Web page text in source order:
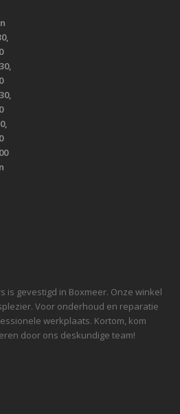
is gevestigd in Boxmeer. Onze winkel
Voor onderhoud en reparatie
werkplaats. Kortom, kom
door ons deskundige team!